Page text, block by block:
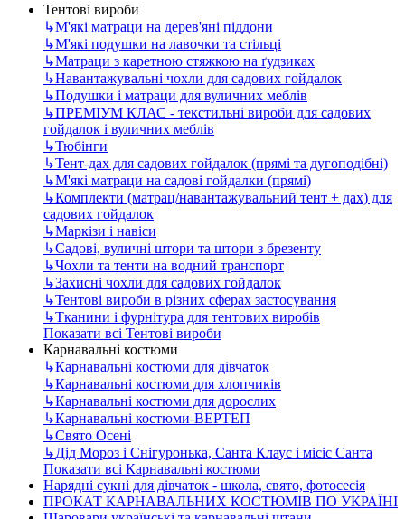
Тентові вироби
↳М'які матраци на дерев'яні піддони
↳М'які подушки на лавочки та стільці
↳Матраци з каретною стяжкою на ґудзиках
↳Навантажувальні чохли для садових гойдалок
↳Подушки і матраци для вуличних меблів
↳ПРЕМІУМ КЛАС - текстильні вироби для садових
гойдалок і вуличних меблів
↳Тюбінги
↳Тент-дах для садових гойдалок (прямі та дугоподібні)
↳М'які матраци на садові гойдалки (прямі)
↳Комплекти (матрац/навантажувальний тент + дах) для
садових гойдалок
↳Маркізи і навіси
↳Садові, вуличні штори та штори з брезенту
↳Чохли та тенти на водний транспорт
↳Захисні чохли для садових гойдалок
↳Тентові вироби в різних сферах застосування
↳Тканини і фурнітура для тентових виробів
Показати всі Тентові вироби
Карнавальні костюми
↳Карнавальні костюми для дівчаток
↳Карнавальні костюми для хлопчиків
↳Карнавальні костюми для дорослих
↳Карнавальні костюми-ВЕРТЕП
↳Свято Осені
↳Дід Мороз і Снігуронька, Санта Клаус і місіс Санта
Показати всі Карнавальні костюми
Нарядні сукні для дівчаток - школа, свято, фотосесія
ПРОКАТ КАРНАВАЛЬНИХ КОСТЮМІВ ПО УКРАЇНІ